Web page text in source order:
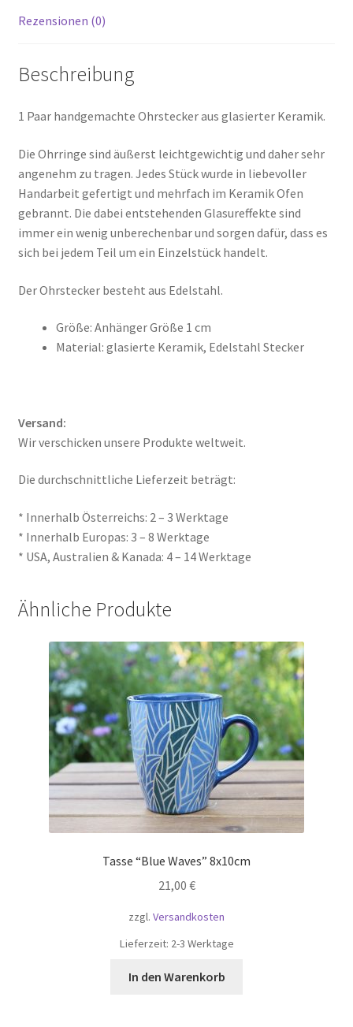
Rezensionen (0)
Beschreibung
1 Paar handgemachte Ohrstecker aus glasierter Keramik.
Die Ohrringe sind äußerst leichtgewichtig und daher sehr
angenehm zu tragen. Jedes Stück wurde in liebevoller
Handarbeit gefertigt und mehrfach im Keramik Ofen
gebrannt. Die dabei entstehenden Glasureffekte sind
immer ein wenig unberechenbar und sorgen dafür, dass es
sich bei jedem Teil um ein Einzelstück handelt.
Der Ohrstecker besteht aus Edelstahl.
Größe: Anhänger Größe 1 cm
Material: glasierte Keramik, Edelstahl Stecker
Versand:
Wir verschicken unsere Produkte weltweit.
Die durchschnittliche Lieferzeit beträgt:
* Innerhalb Österreichs: 2 – 3 Werktage
* Innerhalb Europas: 3 – 8 Werktage
* USA, Australien & Kanada: 4 – 14 Werktage
Ähnliche Produkte
Tasse “Blue Waves” 8x10cm
21,00 €
zzgl. Versandkosten
Lieferzeit: 2-3 Werktage
In den Warenkorb